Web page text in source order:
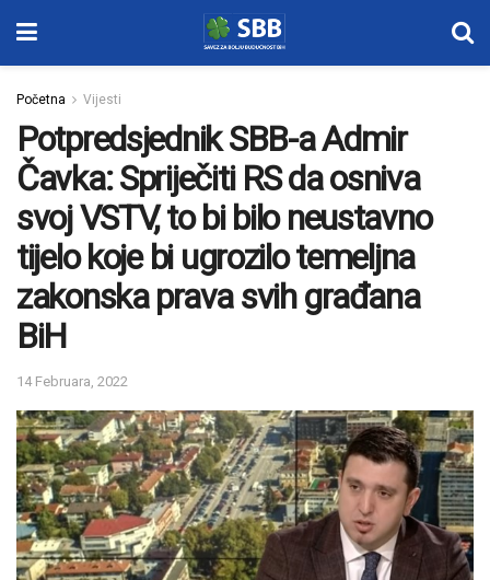
Početna Vijesti
Potpredsjednik SBB-a Admir
Čavka: Spriječiti RS da osniva
svoj VSTV, to bi bilo neustavno
tijelo koje bi ugrozilo temeljna
zakonska prava svih građana
BiH
14 Februara, 2022